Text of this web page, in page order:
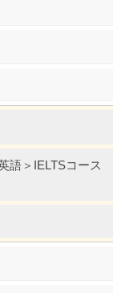
語＞IELTSコース